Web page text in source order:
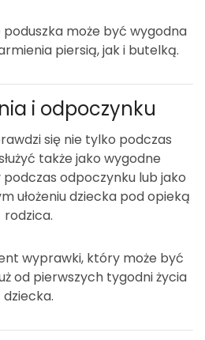
poduszka może być wygodna
piersią, jak i butelką.
i odpoczynku
się nie tylko podczas
także jako wygodne
odpoczynku lub jako
ułożeniu dziecka pod opieką
rodzica.
wyprawki, który może być
od pierwszych tygodni życia
dziecka.